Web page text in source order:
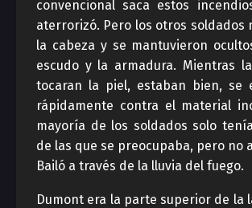
convencional saca estos
aterrorizó. Pero los otros soldados
la cabeza y se mantuvieron
escudo y la armadura. Mientras
tocaran la piel, estaban bien, se
rápidamente contra el material
mayoría de los soldados solo
de las que se preocupaba, pero no
Bailó a través de la lluvia del fuego.
Dumont era la parte superior de la